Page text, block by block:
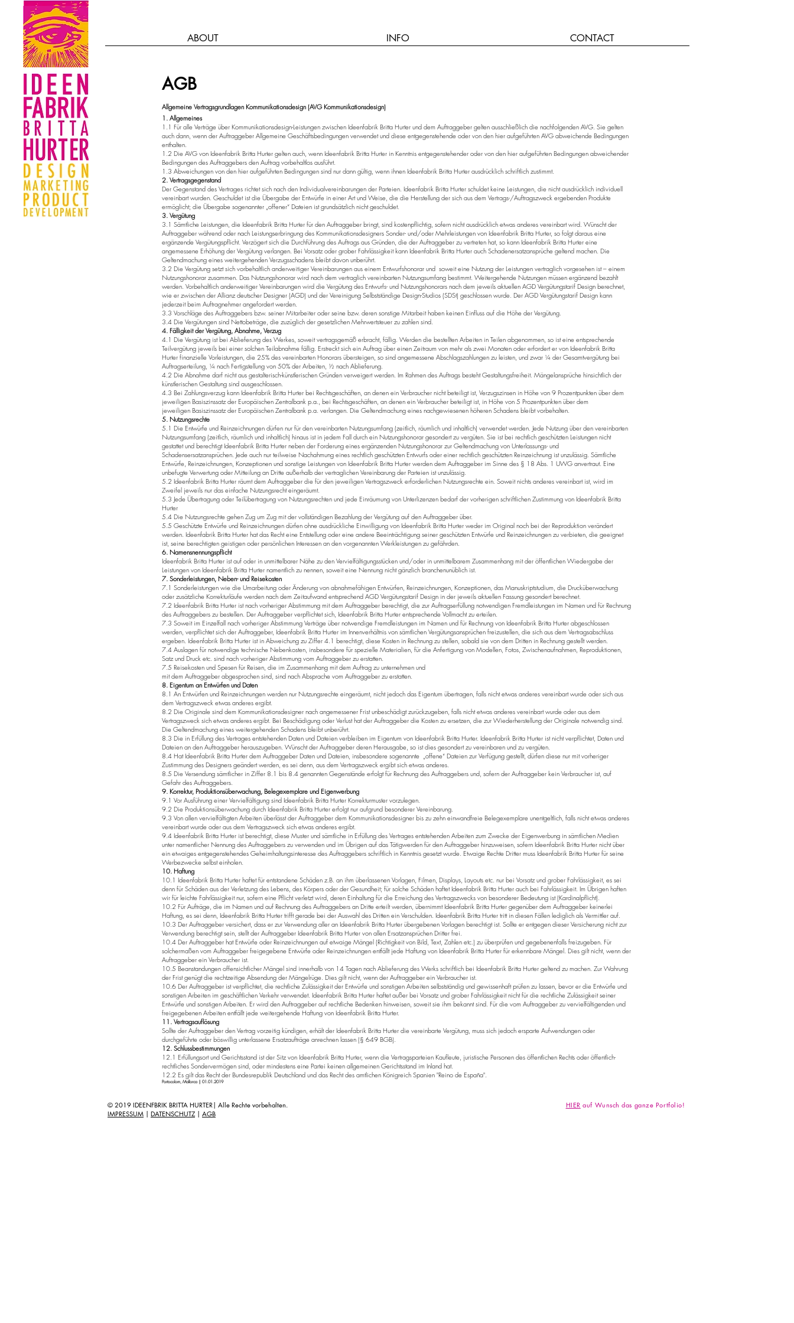
ABOUT INFO CONTACT
AGB
Allgemeine Vertragsgrundlagen Kommunikationsdesign (AVG Kommunikationsdesign)
1. Allgemeines
1.1 Für alle Verträge über Kommunikationsdesign-Leistungen zwischen Ideenfabrik Britta Hurter und dem Auftraggeber gelten ausschließlich die nachfolgenden AVG. Sie gelten
auch dann, wenn der Auftraggeber Allgemeine Geschäftsbedingungen verwendet und diese entgegenstehende oder von den hier aufgeführten AVG abweichende Bedingungen
enthalten.
1.2 Die AVG von Ideenfabrik Britta Hurter gelten auch, wenn Ideenfabrik Britta Hurter in Kenntnis entgegenstehender oder von den hier aufgeführten Bedingungen abweichender
Bedingungen des Auftraggebers den Auftrag vorbehaltlos ausführt.
1.3 Abweichungen von den hier aufgeführten Bedingungen sind nur dann gültig, wenn ihnen Ideenfabrik Britta Hurter ausdrücklich schriftlich zustimmt.
2. Vertragsgegenstand
Der Gegenstand des Vertrages richtet sich nach den Individualvereinbarungen der Parteien. Ideenfabrik Britta Hurter schuldet keine Leistungen, die nicht ausdrücklich individuell
vereinbart wurden. Geschuldet ist die Übergabe der Entwürfe in einer Art und Weise, die die Herstellung der sich aus dem Vertrags-/Auftragszweck ergebenden Produkte
ermöglicht; die Übergabe sogenannter „offener“ Dateien ist grundsätzlich nicht geschuldet.
3. Vergütung
3.1 Sämtliche Leistungen, die Ideenfabrik Britta Hurter für den Auftraggeber bringt, sind kostenpflichtig, sofern nicht ausdrücklich etwas anderes vereinbart wird. Wünscht der
Auftraggeber während oder nach Leistungserbringung des Kommunikationsdesigners Sonder- und/oder Mehrleistungen von Ideenfabrik Britta Hurter, so folgt daraus eine
ergänzende Vergütungspflicht. Verzögert sich die Durchführung des Auftrags aus Gründen, die der Auftraggeber zu vertreten hat, so kann Ideenfabrik Britta Hurter eine
angemessene Erhöhung der Vergütung verlangen. Bei Vorsatz oder grober Fahrlässigkeit kann Ideenfabrik Britta Hurter auch Schadenersatzansprüche geltend machen. Die
Geltendmachung eines weitergehenden Verzugsschadens bleibt davon unberührt.
3.2 Die Vergütung setzt sich vorbehaltlich anderweitiger Vereinbarungen aus einem Entwurfshonorar und soweit eine Nutzung der Leistungen vertraglich vorgesehen ist – einem
Nutzungshonorar zusammen. Das Nutzungshonorar wird nach dem vertraglich vereinbarten Nutzungsumfang bestimmt. Weitergehende Nutzungen müssen ergänzend bezahlt
werden. Vorbehaltlich anderweitiger Vereinbarungen wird die Vergütung des Entwurfs- und Nutzungshonorars nach dem jeweils aktuellen AGD Vergütungstarif Design berechnet,
wie er zwischen der Allianz deutscher Designer (AGD) und der Vereinigung Selbstständige Design-Studios (SDSt) geschlossen wurde. Der AGD Vergütungstarif Design kann
jederzeit beim Auftragnehmer angefordert werden.
3.3 Vorschläge des Auftraggebers bzw. seiner Mitarbeiter oder seine bzw. deren sonstige Mitarbeit haben keinen Einfluss auf die Höhe der Vergütung.
3.4 Die Vergütungen sind Nettobeträge, die zuzüglich der gesetzlichen Mehrwertsteuer zu zahlen sind.
4. Fälligkeit der Vergütung, Abnahme, Verzug
4.1 Die Vergütung ist bei Ablieferung des Werkes, soweit vertragsgemäß erbracht, fällig. Werden die bestellten Arbeiten in Teilen abgenommen, so ist eine entsprechende
Teilvergütung jeweils bei einer solchen Teilabnahme fällig. Erstreckt sich ein Auftrag über einen Zeitraum von mehr als zwei Monaten oder erfordert er von Ideenfabrik Britta
Hurter finanzielle Vorleistungen, die 25% des vereinbarten Honorars übersteigen, so sind angemessene Abschlagszahlungen zu leisten, und zwar ¼ der Gesamtvergütung bei
Auftragserteilung, ¼ nach Fertigstellung von 50% der Arbeiten, ½ nach Ablieferung.
4.2 Die Abnahme darf nicht aus gestalterisch-künstlerischen Gründen verweigert werden. Im Rahmen des Auftrags besteht Gestaltungsfreiheit. Mängelansprüche hinsichtlich der
künstlerischen Gestaltung sind ausgeschlossen.
4.3 Bei Zahlungsverzug kann Ideenfabrik Britta Hurter bei Rechtsgeschäften, an denen ein Verbraucher nicht beteiligt ist, Verzugszinsen in Höhe von 9 Prozentpunkten über dem
jeweiligen Basiszinssatz der Europäischen Zentralbank p.a., bei Rechtsgeschäften, an denen ein Verbraucher beteiligt ist, in Höhe von 5 Prozentpunkten über dem
jeweiligen Basiszinssatz der Europäischen Zentralbank p.a. verlangen. Die Geltendmachung eines nachgewiesenen höheren Schadens bleibt vorbehalten.
5. Nutzungsrechte
5.1 Die Entwürfe und Reinzeichnungen dürfen nur für den vereinbarten Nutzungsumfang (zeitlich, räumlich und inhaltlich) verwendet werden. Jede Nutzung über den vereinbarten
Nutzungsumfang (zeitlich, räumlich und inhaltlich) hinaus ist in jedem Fall durch ein Nutzungshonorar gesondert zu vergüten. Sie ist bei rechtlich geschützten Leistungen nicht
gestattet und berechtigt Ideenfabrik Britta Hurter neben der Forderung eines ergänzenden Nutzungshonorar zur Geltendmachung von Unterlassungs- und
Schadensersatzansprüchen. Jede auch nur teilweise Nachahmung eines rechtlich geschützten Entwurfs oder einer rechtlich geschützten Reinzeichnung ist unzulässig. Sämtliche
Entwürfe, Reinzeichnungen, Konzeptionen und sonstige Leistungen von Ideenfabrik Britta Hurter werden dem Auftraggeber im Sinne des § 18 Abs. 1 UWG anvertraut. Eine
unbefugte Verwertung oder Mitteilung an Dritte außerhalb der vertraglichen Vereinbarung der Parteien ist unzulässig.
5.2 Ideenfabrik Britta Hurter räumt dem Auftraggeber die für den jeweiligen Vertragszweck erforderlichen Nutzungsrechte ein. Soweit nichts anderes vereinbart ist, wird im
Zweifel jeweils nur das einfache Nutzungsrecht eingeräumt.
5.3 Jede Übertragung oder Teilübertragung von Nutzungsrechten und jede Einräumung von Unterlizenzen bedarf der vorherigen schriftlichen Zustimmung von Ideenfabrik Britta
Hurter
5.4 Die Nutzungsrechte gehen Zug um Zug mit der vollständigen Bezahlung der Vergütung auf den Auftraggeber über.
5.5 Geschützte Entwürfe und Reinzeichnungen dürfen ohne ausdrückliche Einwilligung von Ideenfabrik Britta Hurter weder im Original noch bei der Reproduktion verändert
werden. Ideenfabrik Britta Hurter hat das Recht eine Entstellung oder eine andere Beeinträchtigung seiner geschützten Entwürfe und Reinzeichnungen zu verbieten, die geeignet
ist, seine berechtigten geistigen oder persönlichen Interessen an den vorgenannten Werkleistungen zu gefährden.
6. Namensnennungspflicht
Ideenfabrik Britta Hurter ist auf oder in unmittelbarer Nähe zu den Vervielfältigungsstücken und/oder in unmittelbarem Zusammenhang mit der öffentlichen Wiedergabe der
Leistungen von Ideenfabrik Britta Hurter namentlich zu nennen, soweit eine Nennung nicht gänzlich branchenunüblich ist.
7. Sonderleistungen, Neben- und Reisekosten
7.1 Sonderleistungen wie die Umarbeitung oder Änderung von abnahmefähigen Entwürfen, Reinzeichnungen, Konzeptionen, das Manuskriptstudium, die Drucküberwachung
oder zusätzliche Korrekturläufe werden nach dem Zeitaufwand entsprechend AGD Vergütungstarif Design in der jeweils aktuellen Fassung gesondert berechnet.
7.2 Ideenfabrik Britta Hurter ist nach vorheriger Abstimmung mit dem Auftraggeber berechtigt, die zur Auftragserfüllung notwendigen Fremdleistungen im Namen und für Rechnung
des Auftraggebers zu bestellen. Der Auftraggeber verpflichtet sich, Ideenfabrik Britta Hurter entsprechende Vollmacht zu erteilen.
7.3 Soweit im Einzelfall nach vorheriger Abstimmung Verträge über notwendige Fremdleistungen im Namen und für Rechnung von Ideenfabrik Britta Hurter abgeschlossen
werden, verpflichtet sich der Auftraggeber, Ideenfabrik Britta Hurter im Innenverhältnis von sämtlichen Vergütungsansprüchen freizustellen, die sich aus dem Vertragsabschluss
ergeben. Ideenfabrik Britta Hurter ist in Abweichung zu Ziffer 4.1 berechtigt, diese Kosten in Rechnung zu stellen, sobald sie von dem Dritten in Rechnung gestellt werden.
7.4 Auslagen für notwendige technische Nebenkosten, insbesondere für spezielle Materialien, für die Anfertigung von Modellen, Fotos, Zwischenaufnahmen, Reproduktionen,
Satz und Druck etc. sind nach vorheriger Abstimmung vom Auftraggeber zu erstatten.
7.5 Reisekosten und Spesen für Reisen, die im Zusammenhang mit dem Auftrag zu unternehmen und
mit dem Auftraggeber abgesprochen sind, sind nach Absprache vom Auftraggeber zu erstatten.
8. Eigentum an Entwürfen und Daten
8.1 An Entwürfen und Reinzeichnungen werden nur Nutzungsrechte eingeräumt, nicht jedoch das Eigentum übertragen, falls nicht etwas anderes vereinbart wurde oder sich aus
dem Vertragszweck etwas anderes ergibt.
8.2 Die Originale sind dem Kommunikationsdesigner nach angemessener Frist unbeschädigt zurückzugeben, falls nicht etwas anderes vereinbart wurde oder aus dem
Vertragszweck sich etwas anderes ergibt. Bei Beschädigung oder Verlust hat der Auftraggeber die Kosten zu ersetzen, die zur Wiederherstellung der Originale notwendig sind.
Die Geltendmachung eines weitergehenden Schadens bleibt unberührt.
8.3 Die in Erfüllung des Vertrages entstehenden Daten und Dateien verbleiben im Eigentum von Ideenfabrik Britta Hurter. Ideenfabrik Britta Hurter ist nicht verpflichtet, Daten und
Dateien an den Auftraggeber herauszugeben. Wünscht der Auftraggeber deren Herausgabe, so ist dies gesondert zu vereinbaren und zu vergüten.
8.4 Hat Ideenfabrik Britta Hurter dem Auftraggeber Daten und Dateien, insbesondere sogenannte „offene“ Dateien zur Verfügung gestellt, dürfen diese nur mit vorheriger
Zustimmung des Designers geändert werden, es sei denn, aus dem Vertragszweck ergibt sich etwas anderes.
8.5 Die Versendung sämtlicher in Ziffer 8.1 bis 8.4 genannten Gegenstände erfolgt für Rechnung des Auftraggebers und, sofern der Auftraggeber kein Verbraucher ist, auf
Gefahr des Auftraggebers.
9. Korrektur, Produktionsüberwachung, Belegexemplare und Eigenwerbung
9.1 Vor Ausführung einer Vervielfältigung sind Ideenfabrik Britta Hurter Korrekturmuster vorzulegen.
9.2 Die Produktionsüberwachung durch Ideenfabrik Britta Hurter erfolgt nur aufgrund besonderer Vereinbarung.
9.3 Von allen vervielfältigten Arbeiten überlässt der Auftraggeber dem Kommunikationsdesigner bis zu zehn einwandfreie Belegexemplare unentgeltlich, falls nicht etwas anderes
vereinbart wurde oder aus dem Vertragszweck sich etwas anderes ergibt.
9.4 Ideenfabrik Britta Hurter ist berechtigt, diese Muster und sämtliche in Erfüllung des Vertrages entstehenden Arbeiten zum Zwecke der Eigenwerbung in sämtlichen Medien
unter namentlicher Nennung des Auftraggebers zu verwenden und im Übrigen auf das Tätigwerden für den Auftraggeber hinzuweisen, sofern Ideenfabrik Britta Hurter nicht über
ein etwaiges entgegenstehendes Geheimhaltungsinteresse des Auftraggebers schriftlich in Kenntnis gesetzt wurde. Etwaige Rechte Dritter muss Ideenfabrik Britta Hurter für seine
Werbezwecke selbst einholen.
10. Haftung
10.1 Ideenfabrik Britta Hurter haftet für entstandene Schäden z.B. an ihm überlassenen Vorlagen, Filmen, Displays, Layouts etc. nur bei Vorsatz und grober Fahrlässigkeit, es sei
denn für Schäden aus der Verletzung des Lebens, des Körpers oder der Gesundheit; für solche Schäden haftet Ideenfabrik Britta Hurter auch bei Fahrlässigkeit. Im Übrigen haften
wir für leichte Fahrlässigkeit nur, sofern eine Pflicht verletzt wird, deren Einhaltung für die Erreichung des Vertragszwecks von besonderer Bedeutung ist (Kardinalpflicht).
10.2 Für Aufträge, die im Namen und auf Rechnung des Auftraggebers an Dritte erteilt werden, übernimmt Ideenfabrik Britta Hurter gegenüber dem Auftraggeber keinerlei
Haftung, es sei denn, Ideenfabrik Britta Hurter trifft gerade bei der Auswahl des Dritten ein Verschulden. Ideenfabrik Britta Hurter tritt in diesen Fällen lediglich als Vermittler auf.
10.3 Der Auftraggeber versichert, dass er zur Verwendung aller an Ideenfabrik Britta Hurter übergebenen Vorlagen berechtigt ist. Sollte er entgegen dieser Versicherung nicht zur
Verwendung berechtigt sein, stellt der Auftraggeber Ideenfabrik Britta Hurter von allen Ersatzansprüchen Dritter frei.
10.4 Der Auftraggeber hat Entwürfe oder Reinzeichnungen auf etwaige Mängel (Richtigkeit von Bild, Text, Zahlen etc.) zu überprüfen und gegebenenfalls freizugeben. Für
solchermaßen vom Auftraggeber freigegebene Entwürfe oder Reinzeichnungen entfällt jede Haftung von Ideenfabrik Britta Hurter für erkennbare Mängel. Dies gilt nicht, wenn der
Auftraggeber ein Verbraucher ist.
10.5 Beanstandungen offensichtlicher Mängel sind innerhalb von 14 Tagen nach Ablieferung des Werks schriftlich bei Ideenfabrik Britta Hurter geltend zu machen. Zur Wahrung
der Frist genügt die rechtzeitige Absendung der Mängelrüge. Dies gilt nicht, wenn der Auftraggeber ein Verbraucher ist.
10.6 Der Auftraggeber ist verpflichtet, die rechtliche Zulässigkeit der Entwürfe und sonstigen Arbeiten selbstständig und gewissenhaft prüfen zu lassen, bevor er die Entwürfe und
sonstigen Arbeiten im geschäftlichen Verkehr verwendet. Ideenfabrik Britta Hurter haftet außer bei Vorsatz und grober Fahrlässigkeit nicht für die rechtliche Zulässigkeit seiner
Entwürfe und sonstigen Arbeiten. Er wird den Auftraggeber auf rechtliche Bedenken hinweisen, soweit sie ihm bekannt sind. Für die vom Auftraggeber zu vervielfältigenden und
freigegebenen Arbeiten entfällt jede weitergehende Haftung von Ideenfabrik Britta Hurter.
11. Vertragsauflösung
Sollte der Auftraggeber den Vertrag vorzeitig kündigen, erhält der Ideenfabrik Britta Hurter die vereinbarte Vergütung, muss sich jedoch ersparte Aufwendungen oder
durchgeführte oder böswillig unterlassene Ersatzaufträge anrechnen lassen (§ 649 BGB).
12. Schlussbestimmungen
12.1 Erfüllungsort und Gerichtsstand ist der Sitz von Ideenfabrik Britta Hurter, wenn die Vertragsparteien Kaufleute, juristische Personen des öffentlichen Rechts oder öffentlich-
rechtliches Sondervermögen sind, oder mindestens eine Partei keinen allgemeinen Gerichtsstand im Inland hat.
12.2 Es gilt das Recht der Bundesrepublik Deutschland und das Recht des amtlichen Königreich Spanien "Reino de España".
Portocolom, Mallorca | 01.01.2019
© 2019 IDEENFBRIK BRITTA HURTER| Alle Rechte vorbehalten.
IMPRESSUM | DATENSCHUTZ | AGB
HIER auf Wunsch das ganze Portfolio!